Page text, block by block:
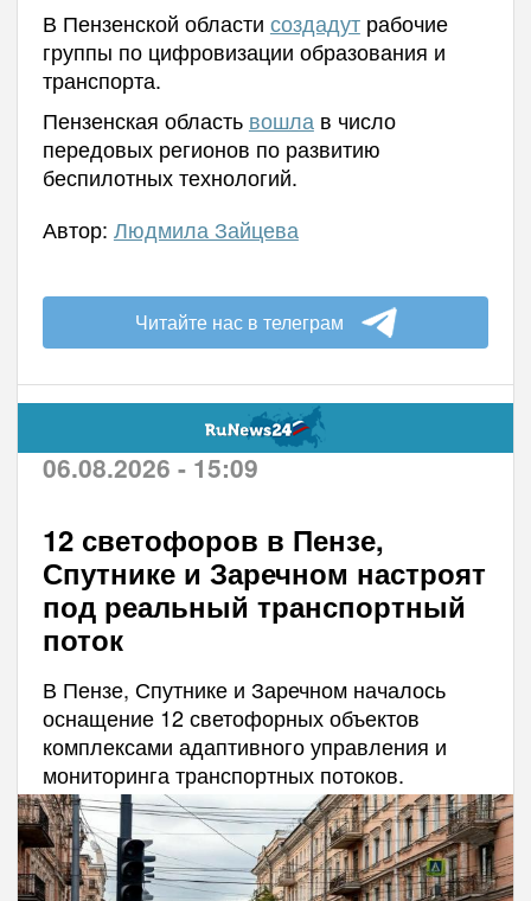
В Пензенской области создадутрабочие
группы по цифровизации образования и
транспорта.
Пензенская область вошла в число
передовых регионов по развитию
беспилотных технологий.
Автор: Людмила Зайцева
Читайте нас в телеграм
06.08.2026 - 15:09
12 светофоров в Пензе,
Спутнике и Заречном настроят
под реальный транспортный
поток
В Пензе, Спутнике и Заречном началось
оснащение 12 светофорных объектов
комплексами адаптивного управления и
мониторинга транспортных потоков.